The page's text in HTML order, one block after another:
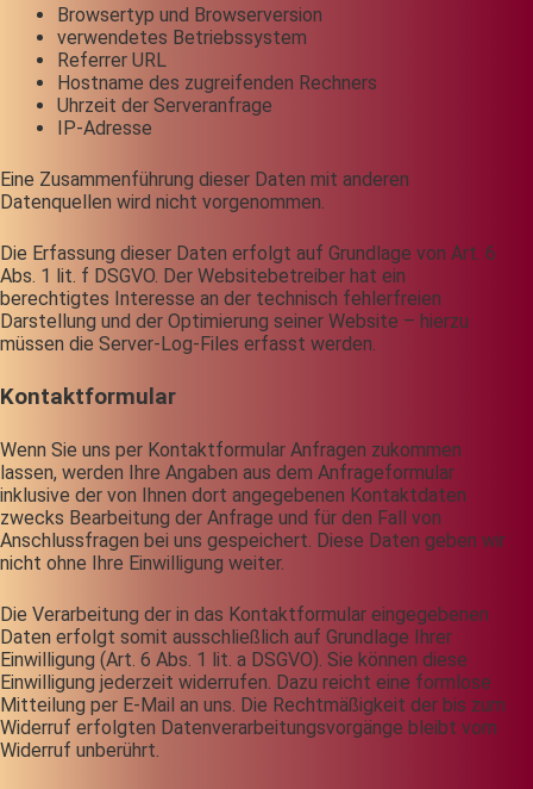
Browsertyp und Browserversion
verwendetes Betriebssystem
Referrer URL
Hostname des zugreifenden Rechners
Uhrzeit der Serveranfrage
IP-Adresse
Eine Zusammenführung dieser Daten mit anderen
Datenquellen wird nicht vorgenommen.
Die Erfassung dieser Daten erfolgt auf Grundlage von Art. 6
Abs. 1 lit. f DSGVO. Der Websitebetreiber hat ein
berechtigtes Interesse an der technisch fehlerfreien
Darstellung und der Optimierung seiner Website – hierzu
müssen die Server-Log-Files erfasst werden.
Kontaktformular
Wenn Sie uns per Kontaktformular Anfragen zukommen
lassen, werden Ihre Angaben aus dem Anfrageformular
inklusive der von Ihnen dort angegebenen Kontaktdaten
zwecks Bearbeitung der Anfrage und für den Fall von
Anschlussfragen bei uns gespeichert. Diese Daten geben wir
nicht ohne Ihre Einwilligung weiter.
Die Verarbeitung der in das Kontaktformular eingegebenen
Daten erfolgt somit ausschließlich auf Grundlage Ihrer
Einwilligung (Art. 6 Abs. 1 lit. a DSGVO). Sie können diese
Einwilligung jederzeit widerrufen. Dazu reicht eine formlose
Mitteilung per E-Mail an uns. Die Rechtmäßigkeit der bis zum
Widerruf erfolgten Datenverarbeitungsvorgänge bleibt vom
Widerruf unberührt.